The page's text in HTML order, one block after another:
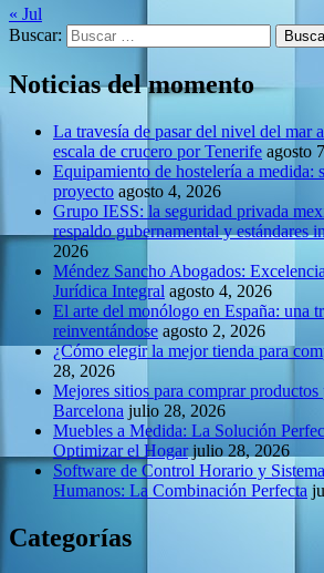
« Jul
Buscar:
Noticias del momento
La travesía de pasar del nivel del mar
escala de crucero por Tenerife agosto
Equipamiento de hostelería a medida:
proyecto agosto 4, 2026
Grupo IESS: la seguridad privada
respaldo gubernamental y estándares
2026
Méndez Sancho Abogados:
Jurídica Integral agosto 4, 2026
El arte del monólogo en España: una
reinventándose agosto 2, 2026
¿Cómo elegir la mejor tienda para
28, 2026
Mejores sitios para comprar productos
Barcelona julio 28, 2026
Muebles a Medida: La Solución
Optimizar el Hogar julio 28, 2026
Software de Control Horario y
Humanos: La Combinación Perfecta
Categorías